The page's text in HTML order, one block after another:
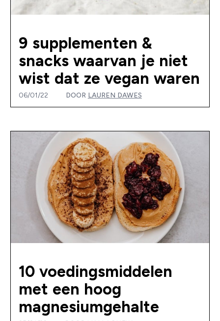
9 supplementen &
snacks waarvan je niet
wist dat ze vegan waren
06/01/22 DOOR LAUREN DAWES
10 voedingsmiddelen
met een hoog
magnesiumgehalte